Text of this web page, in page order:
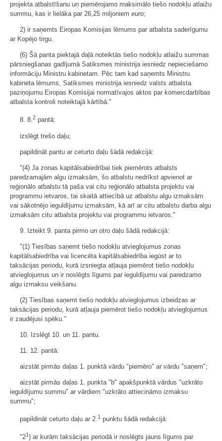
projekta atbalstīšanu un piemērojamo maksimālo tiešo nodokļu atlaižu
summu, kas ir lielāka par 26,25 miljoniem euro;
2) ir saņemts Eiropas Komisijas lēmums par atbalsta saderīgumu
ar Kopējo tirgu.
(6) Šā panta piektajā daļā noteiktās tiešo nodokļu atlaižu summas
pārsniegšanas gadījumā Satiksmes ministrija iesniedz nepieciešamo
informāciju Ministru kabinetam. Pēc tam kad saņemts Ministru
kabineta lēmums, Satiksmes ministrija iesniedz valsts atbalsta
paziņojumu Eiropas Komisijai normatīvajos aktos par komercdarbības
atbalsta kontroli noteiktajā kārtībā."
8. 8.2 pantā:
izslēgt trešo daļu;
papildināt pantu ar ceturto daļu šādā redakcijā:
"(4) Ja zonas kapitālsabiedrībai tiek piemērots atbalsts
paredzamajām algu izmaksām, šo atbalstu nedrīkst apvienot ar
reģionālo atbalstu tā paša vai citu reģionālo atbalsta projektu vai
programmu ietvaros, tai skaitā attiecībā uz atbalstu algu izmaksām
vai sākotnējo ieguldījumu izmaksām, kā arī ar citu atbalstu darba algu
izmaksām citu atbalsta projektu vai programmu ietvaros."
9. Izteikt 9. panta pirmo un otro daļu šādā redakcijā:
"(1) Tiesības saņemt tiešo nodokļu atvieglojumus zonas
kapitālsabiedrība vai licencēta kapitālsabiedrība iegūst ar to
taksācijas periodu, kurā izsniegta atļauja piemērot tiešo nodokļu
atvieglojumus un ir noslēgts līgums par ieguldījumu vai paredzamo
algu izmaksu veikšanu.
(2) Tiesības saņemt tiešo nodokļu atvieglojumus izbeidzas ar
taksācijas periodu, kurā atļauja piemērot tiešo nodokļu atvieglojumus
ir zaudējusi spēku."
10. Izslēgt 10. un 11. pantu.
11. 12. pantā:
aizstāt pirmās daļas 1. punktā vārdu "piemēro" ar vārdu "saņem";
aizstāt pirmās daļas 1. punkta "b" apakšpunktā vārdus "uzkrāto
ieguldījumu summu" ar vārdiem "uzkrāto attiecināmo izmaksu
summu";
papildināt ceturto daļu ar 2. 1 punktu šādā redakcijā:
"21) ar kurām taksācijas periodā ir noslēgts jauns līgums par